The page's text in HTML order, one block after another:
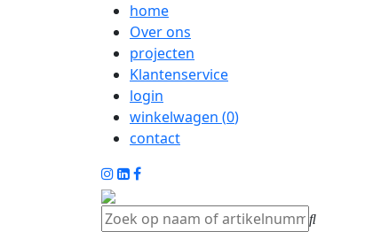
home
Over ons
projecten
Klantenservice
login
winkelwagen (0)
contact